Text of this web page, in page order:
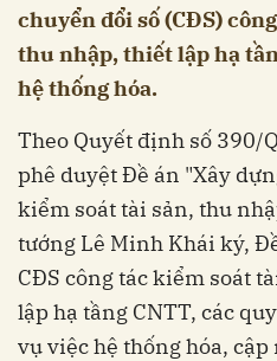
chuyển đổi số (CĐS)
thu nhập, thiết lập hạ
hệ thống hóa.
Theo Quyết định số 390/
phê duyệt Đề án "Xây
kiểm soát tài sản, thu
tướng Lê Minh Khái ký,
CĐS công tác kiểm soát
lập hạ tầng CNTT, các
vụ việc hệ thống hóa,